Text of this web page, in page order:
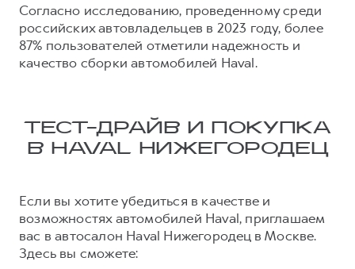
Согласно исследованию, проведенному среди
российских автовладельцев в 2023 году, более
87% пользователей отметили надежность и
качество сборки автомобилей Haval.
ТЕСТ-ДРАЙВ И ПОКУПКА
В HAVAL НИЖЕГОРОДЕЦ
Если вы хотите убедиться в качестве и
возможностях автомобилей Haval, приглашаем
вас в автосалон Haval Нижегородец в Москве.
Здесь вы сможете: